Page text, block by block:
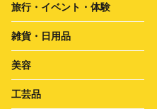
旅行・イベント・体験
雑貨・日用品
美容
工芸品